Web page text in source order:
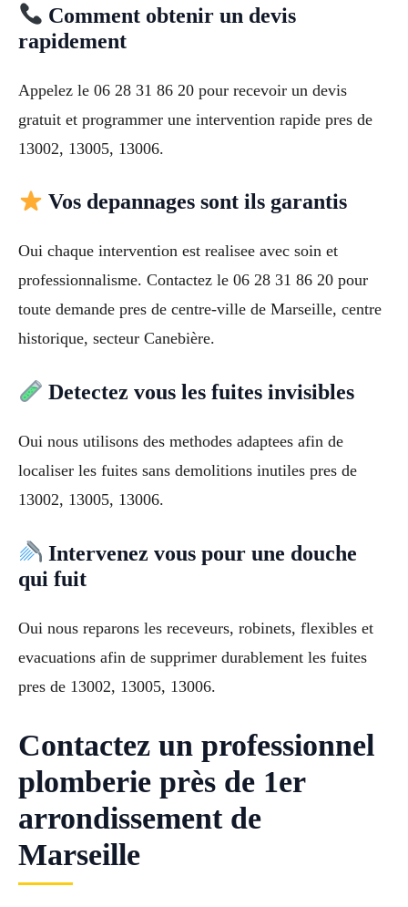
Comment obtenir un devis
rapidement
Appelez le 06 28 31 86 20 pour recevoir un devis
gratuit et programmer une intervention rapide pres de
13002, 13005, 13006.
Vos depannages sont ils garantis
Oui chaque intervention est realisee avec soin et
professionnalisme. Contactez le 06 28 31 86 20 pour
toute demande pres de centre-ville de Marseille, centre
historique, secteur Canebière.
Detectez vous les fuites invisibles
Oui nous utilisons des methodes adaptees afin de
localiser les fuites sans demolitions inutiles pres de
13002, 13005, 13006.
Intervenez vous pour une douche
qui fuit
Oui nous reparons les receveurs, robinets, flexibles et
evacuations afin de supprimer durablement les fuites
pres de 13002, 13005, 13006.
Contactez un professionnel
plomberie près de 1er
arrondissement de
Marseille